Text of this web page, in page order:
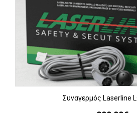
Συναγερμός Laserline